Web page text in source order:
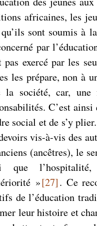
africaines, les
sont soumis à
par
pas exercé par les
les prépare, non à
la société, car,
C’est
social et de s’y
vis-à-vis des
(ancêtres), le
que
»[27]. Ce
de l’éducation
leur histoire et